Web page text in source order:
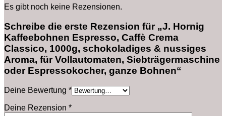
Es gibt noch keine Rezensionen.
Schreibe die erste Rezension für „J. Hornig
Kaffeebohnen Espresso, Caffè Crema
Classico, 1000g, schokoladiges & nussiges
Aroma, für Vollautomaten, Siebträgermaschine
oder Espressokocher, ganze Bohnen“
Deine Bewertung *
Deine Rezension *